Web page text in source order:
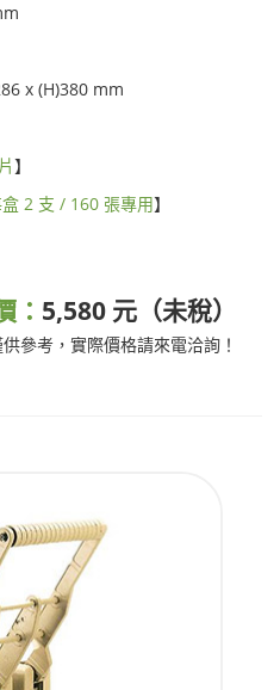
x (H)380 mm
】
2 支 / 160 張專用】
： 5,580 元（未稅）
參考，實際價格請來電洽詢！